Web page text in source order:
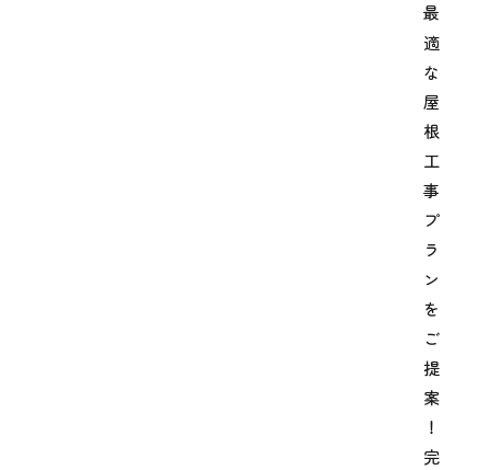
最
適
な
屋
根
工
事
プ
ラ
ン
を
ご
提
案
！
完